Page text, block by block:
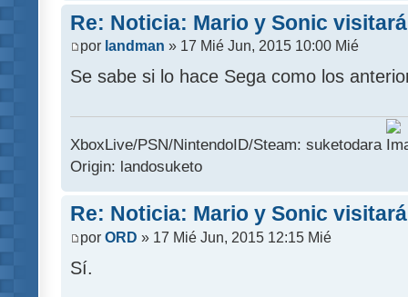
Re: Noticia: Mario y Sonic
por landman » 17 Mié Jun, 2015 10:00 Mié
Se sabe si lo hace Sega como los
XboxLive/PSN/NintendoID/Steam: suketodara
Origin: landosuketo
Re: Noticia: Mario y Sonic
por ORD » 17 Mié Jun, 2015 12:15 Mié
Sí.